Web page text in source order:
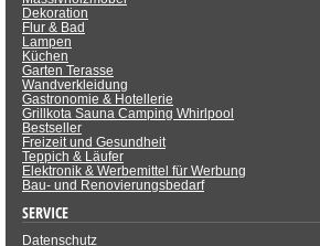
Dekoration
Flur & Bad
Lampen
Küchen
Garten Terasse
Wandverkleidung
Gastronomie & Hotellerie
Grillkota Sauna Camping Whirlpool
Bestseller
Freizeit und Gesundheit
Teppich & Läufer
Elektronik & Werbemittel für Werbung
Bau- und Renovierungsbedarf
SERVICE
Datenschutz